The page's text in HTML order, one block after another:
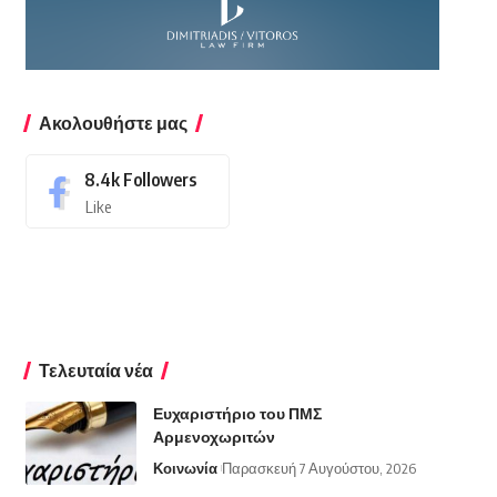
Ακολουθήστε μας
8.4k Followers
Like
Τελευταία νέα
Ευχαριστήριο του ΠΜΣ
Αρμενοχωριτών
Κοινωνία Παρασκευή 7 Αυγούστου, 2026